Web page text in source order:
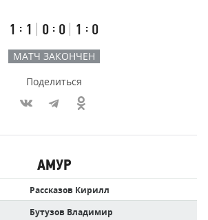
Первый
тайм
1 : 1
Второй
тайм
0 : 0
Третий
тайм
1 : 0
МАТЧ ЗАКОНЧЕН
Поделиться
АМУР
Рассказов Кирилл
Бутузов Владимир